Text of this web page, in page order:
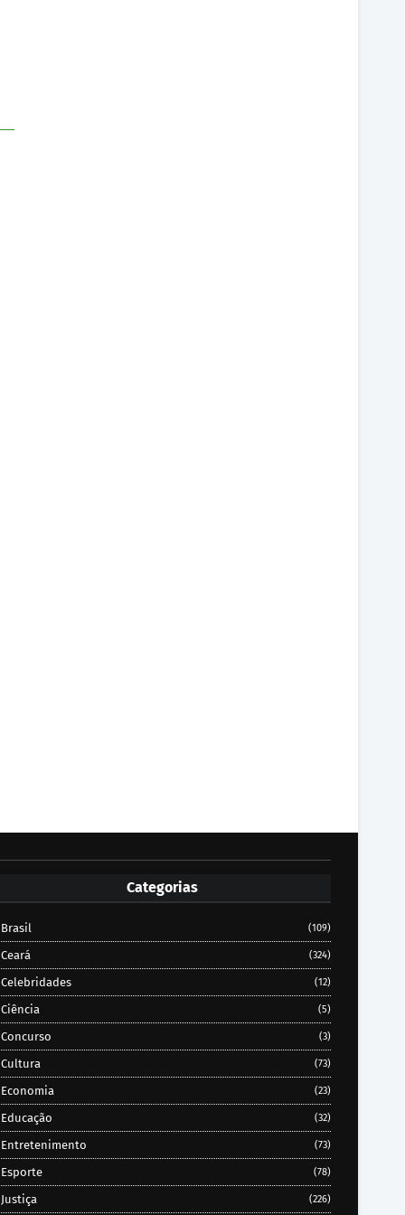
Categorias
Brasil (109)
Ceará (324)
Celebridades (12)
Ciência (5)
Concurso (3)
Cultura (73)
Economia (23)
Educação (32)
Entretenimento (73)
Esporte (78)
Justiça (226)